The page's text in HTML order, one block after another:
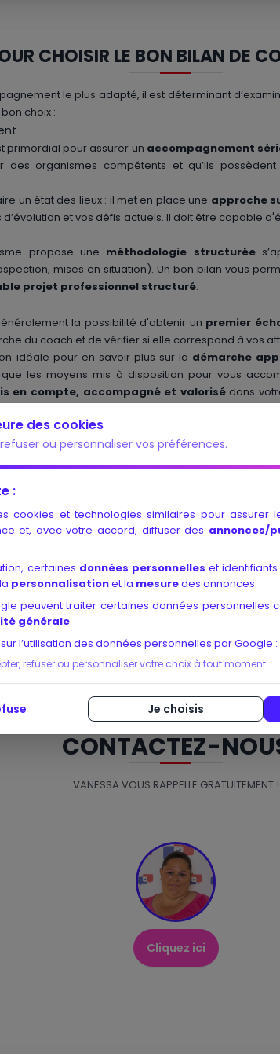
des cookies
ou personnaliser vos préférences.
:
cookies et technologies similaires pour assurer
et, avec votre accord, diffuser des annonces/
certaines données personnelles et
personnalisationet la mesuredes annonces.
peuvent traiter certaines données personnelles
générale.
l’utilisation des données personnelles par Google :
refuser ou personnaliser votre choix à tout moment.
Je choisis
CHOISIR LE BON BILAN DE
le plus adapté, il est déterminant
choix :
primordial pour assurer un accompagnement
des organismes compétents et qu’ils possèdent
un état des lieux : il met en place une approche
et vos défis actuels. Il doit être capable
propose une méthodologie structurée
mises en situation). Un bon bilan vous
projet professionnel structuré.
la possibilité d'obtenir un premier
du coach et de vérifier si elle correspond à vos
idéale pour en savoir plus sur la démarche
les moyens mis à disposition pour vous
en compte, accompagné et valorisédans
prend en compte vos besoins réels au lieu de
aussi de tester si votre parcours correspond
bénéfique, il est crucial d’établir une relation basée
est un bon moyen d'évaluer la satisfaction
prestataire peut vous aider à mieux cerner la
fournis par les consultants
bilan (prise de conscience professionnelle,
pas à explorer d’éventuellesréférences
de l’organisme est reconnue, plus vous
CONTACTEZ-
VANESSA VOUS RAPPELLE GRATUITEMENT !
Cliquez ici